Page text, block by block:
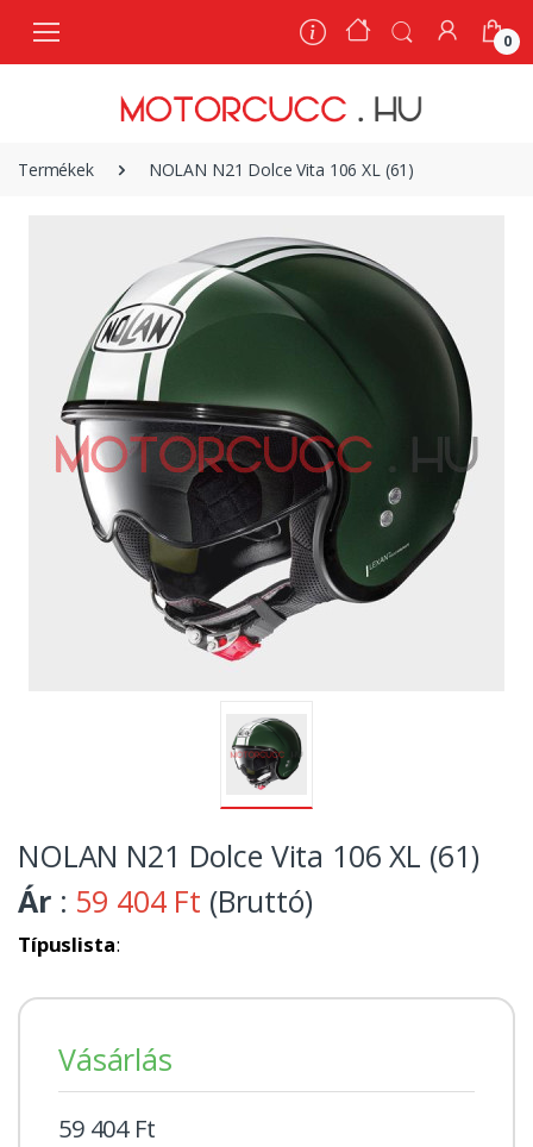
0
Termékek NOLAN N21 Dolce Vita 106 XL (61)
NOLAN N21 Dolce Vita 106 XL (61)
Ár : 59 404 Ft (Bruttó)
Típuslista:
Vásárlás
59 404 Ft
0